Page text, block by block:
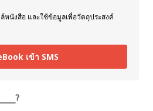
หนังสือ และใช้ข้อมูลเพื่อวัตถุประสงค์
เข้า SMS